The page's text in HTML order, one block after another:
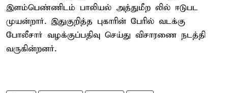
இளம்பெண்ணிடம் பாலியல் அத்துமீற லில் ஈடுபட
முயன்றார். இதுகுறித்த புகாரின் பேரில் வடக்கு
போலீசார் வழக்குப்பதிவு செய்து விசாரணை நடத்தி
வருகின்றனர்.